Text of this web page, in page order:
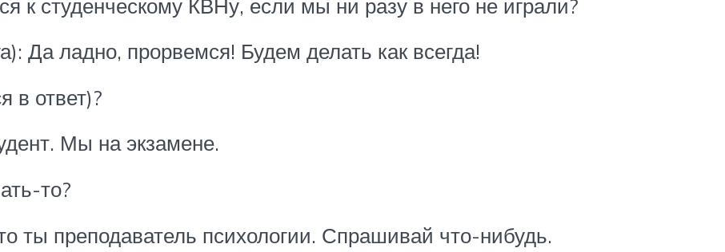
к студенческому КВНу, если мы ни разу в него не играли?
Да ладно, прорвемся! Будем делать как всегда!
в ответ)?
Мы на экзамене.
то?
ты преподаватель психологии. Спрашивай что-нибудь.